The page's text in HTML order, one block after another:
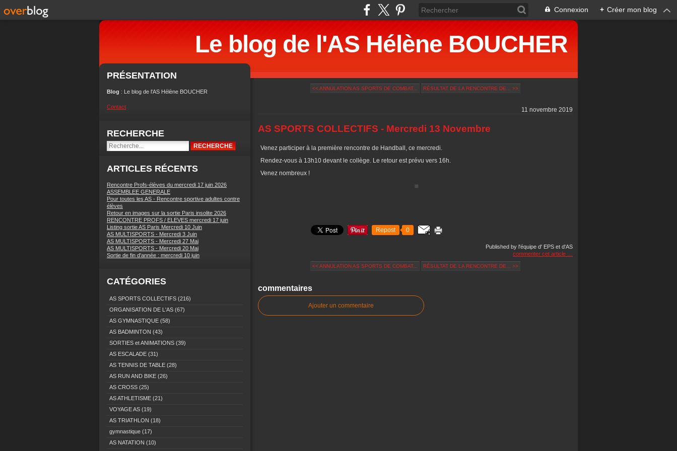
Connexion + Créer mon blog
Le blog de l'AS Hélène BOUCHER
PRÉSENTATION
Blog : Le blog de l'AS Hélène BOUCHER
Contact
RECHERCHE
ARTICLES RÉCENTS
Rencontre Profs-élèves du mercredi 17 juin 2026
ASSEMBLEE GENERALE
Pour toutes les AS - Rencontre sportive adultes contre
élèves
Retour en images sur la sortie Paris insolite 2026
RENCONTRE PROFS / ELEVES mercredi 17 juin
Listing sortie AS Paris Mercredi 10 Juin
AS MULTISPORTS - Mercredi 3 Juin
AS MULTISPORTS - Mercredi 27 Mai
AS MULTISPORTS - Mercredi 20 Mai
Sortie de fin d'année : mercredi 10 juin
CATÉGORIES
AS SPORTS COLLECTIFS (216)
ORGANISATION DE L'AS (67)
AS GYMNASTIQUE (58)
AS BADMINTON (43)
SORTIES et ANIMATIONS (39)
AS ESCALADE (31)
AS TENNIS DE TABLE (28)
AS RUN AND BIKE (26)
AS CROSS (25)
AS ATHLETISME (21)
VOYAGE AS (19)
AS TRIATHLON (18)
gymnastique (17)
AS NATATION (10)
<< ANNULATION AS SPORTS DE COMBAT... RÉSULTAT DE LA RENCONTRE DE... >>
11 novembre 2019
AS SPORTS COLLECTIFS - Mercredi 13 Novembre
Venez participer à la première rencontre de Handball, ce mercredi.
Rendez-vous à 13h10 devant le collège. Le retour est prévu vers 16h.
Venez nombreux !
Repost 0
Published by l'équipe d' EPS et d'AS
commenter cet article
<< ANNULATION AS SPORTS DE COMBAT... RÉSULTAT DE LA RENCONTRE DE... >>
commentaires
Ajouter un commentaire